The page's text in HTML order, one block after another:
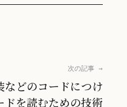
次の記事 →
どのコードにつけ
ドを読むための技術